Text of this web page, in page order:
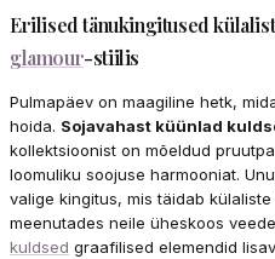
Erilised tänukingitused
glamour-stiilis
Pulmapäev on maagiline hetk,
hoida. Sojavahast küünlad
kollektsioonist on mõeldud
loomuliku soojuse harmooniat.
valige kingitus, mis täidab
meenutades neile üheskoos
kuldsed graafilised elemendid